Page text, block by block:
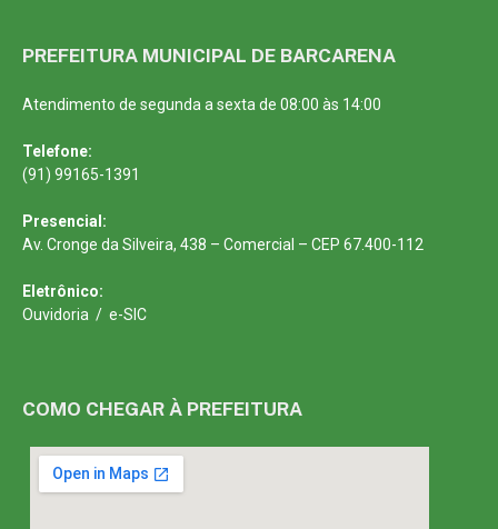
PREFEITURA MUNICIPAL DE BARCARENA
Atendimento de segunda a sexta de 08:00 às 14:00
Telefone:
(91) 99165-1391
Presencial:
Av. Cronge da Silveira, 438 – Comercial – CEP 67.400-112
Eletrônico:
Ouvidoria / e-SIC
COMO CHEGAR À PREFEITURA